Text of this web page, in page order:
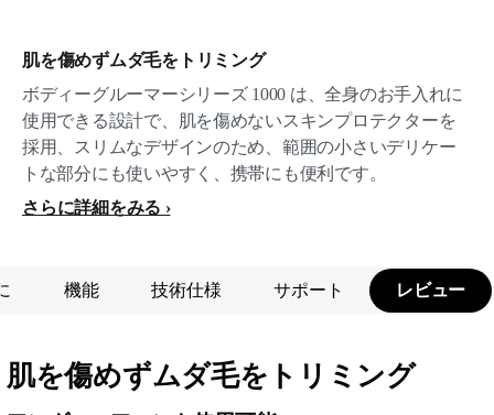
肌を傷めずムダ毛をトリミング
ボディーグルーマーシリーズ 1000 は、全身のお手入れに
使用できる設計で、肌を傷めないスキンプロテクターを
採用、スリムなデザインのため、範囲の小さいデリケー
トな部分にも使いやすく、携帯にも便利です。
さらに詳細をみる
機能 技術仕様 サポート レビュー
肌を傷めずムダ毛をトリミング